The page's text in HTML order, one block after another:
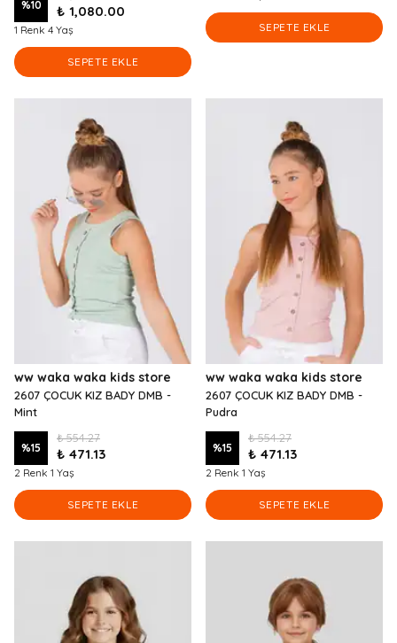
%10 ₺ 1,080.00
1 Renk 4 Yaş
SEPETE EKLE
SEPETE EKLE
ww waka waka kids store
2607 ÇOCUK KIZ BADY DMB -
Mint
%15
₺ 554.27
₺ 471.13
2 Renk 1 Yaş
SEPETE EKLE
ww waka waka kids store
2607 ÇOCUK KIZ BADY DMB -
Pudra
%15
₺ 554.27
₺ 471.13
2 Renk 1 Yaş
SEPETE EKLE